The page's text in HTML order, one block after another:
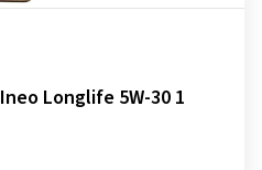
Longlife 5W-30 1